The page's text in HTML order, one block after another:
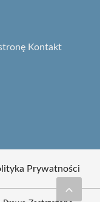
Kontakt
Prywatności